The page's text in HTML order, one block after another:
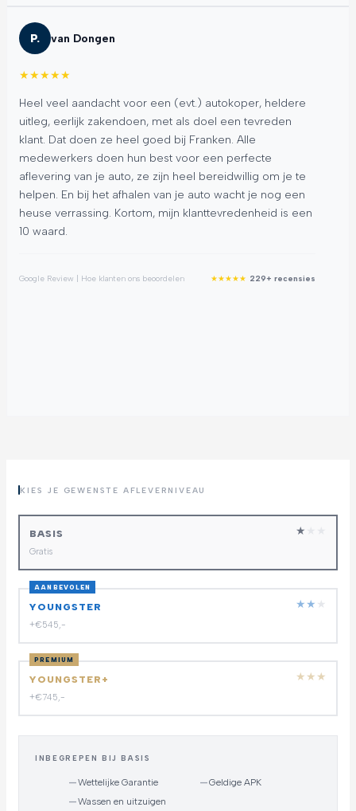
P. van Dongen
★★★★★
Heel veel aandacht voor een (evt.) autokoper, heldere
uitleg, eerlijk zakendoen, met als doel een tevreden
klant. Dat doen ze heel goed bij Franken. Alle
medewerkers doen hun best voor een perfecte
aflevering van je auto, ze zijn heel bereidwillig om je te
helpen. En bij het afhalen van je auto wacht je nog een
heuse verrassing. Kortom, mijn klanttevredenheid is een
10 waard.
Google Review | Hoe klanten ons beoordelen ★★★★★ 229+ recensies
KIES JE GEWENSTE AFLEVERNIVEAU
BASIS
Gratis
★
AANBEVOLEN
YOUNGSTER
+€545,-
★★ ★
PREMIUM
YOUNGSTER+
+€745,-
★ ★ ★
INBEGREPEN BIJ BASIS
—Wettelijke Garantie —Geldige APK
—Wassen en uitzuigen